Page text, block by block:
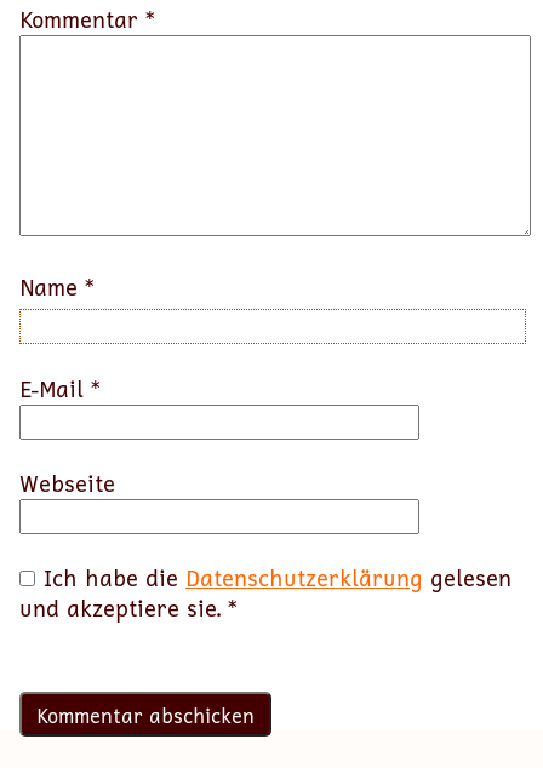
Kommentar *
Name *
E-Mail *
Webseite
Ich habe die Datenschutzerklärung gelesen
und akzeptiere sie. *